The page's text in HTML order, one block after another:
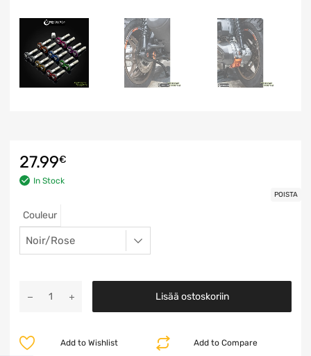
27.99€
In Stock
Couleur
POISTA
Lisää ostoskoriin
Add to Compare
Add to Wishlist